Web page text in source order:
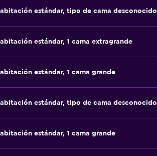
estándar, tipo de cama desconocido
estándar, 1 cama extragrande
estándar, 1 cama grande
estándar, tipo de cama desconocido
estándar, 1 cama grande